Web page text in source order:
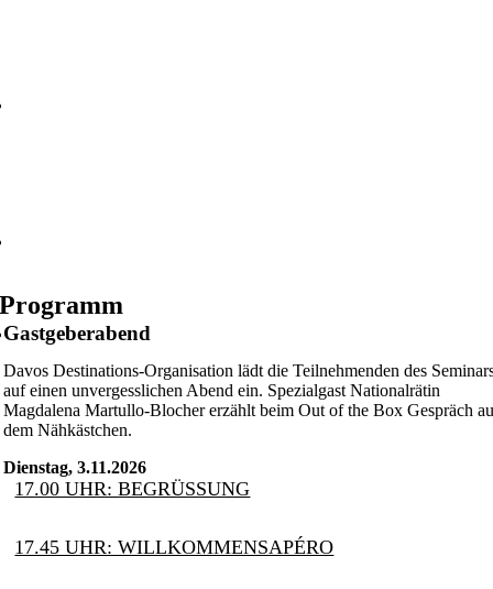
Programm
Gastgeberabend
Davos Destinations-Organisation lädt die Teilnehmenden des
auf einen unvergesslichen Abend ein. Spezialgast Nationalrätin
Magdalena Martullo-Blocher erzählt beim Out of the Box Gespräch
dem Nähkästchen.
Dienstag, 3.11.2026
17.00 UHR: BEGRÜSSUNG
17.45 UHR: WILLKOMMENSAPÉRO